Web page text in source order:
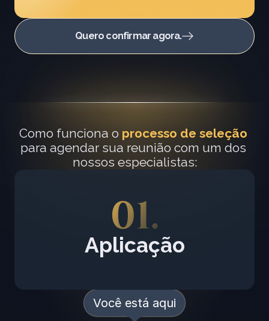
Quero confirmar agora.
Como funciona o processo de seleção
para agendar sua reunião com um dos
nossos especialistas:
01.
Aplicação
Você está aqui